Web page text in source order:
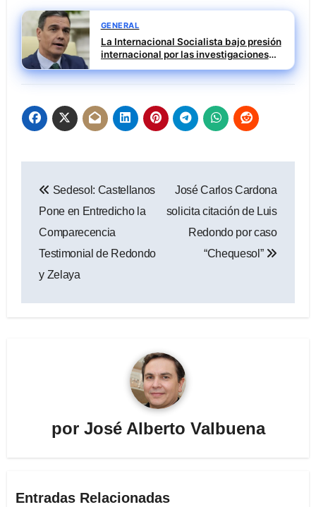
GENERAL
La Internacional Socialista bajo presión
internacional por las investigaciones
contra el PSOE
de
entradas
Sedesol: Castellanos
Pone en Entredicho la
Comparecencia
Testimonial de Redondo
y Zelaya
José Carlos Cardona
solicita citación de Luis
Redondo por caso
“Chequesol”
por José Alberto Valbuena
Entradas Relacionadas